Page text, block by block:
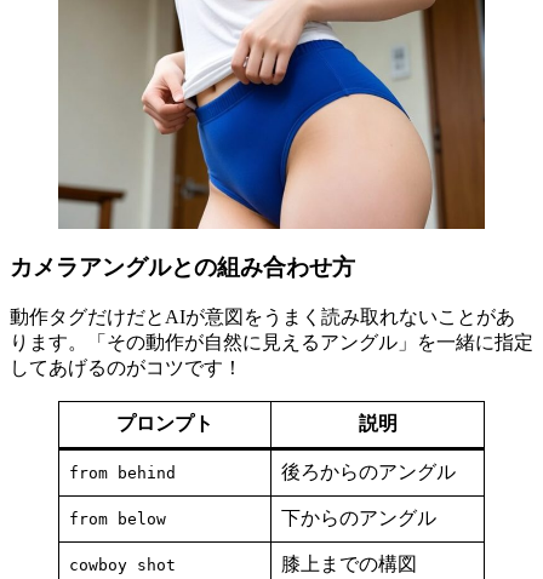
カメラアングルとの組み合わせ方
動作タグだけだとAIが意図をうまく読み取れないことがあ
ります。「その動作が自然に見えるアングル」を一緒に指定
してあげるのがコツです！
プロンプト 説明
from behind 後ろからのアングル
from below 下からのアングル
cowboy shot 膝上までの構図